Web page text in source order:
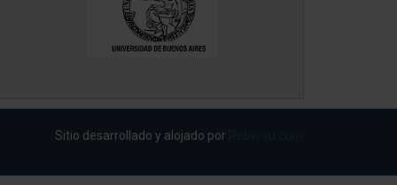
Sitio desarrollado y alojado por